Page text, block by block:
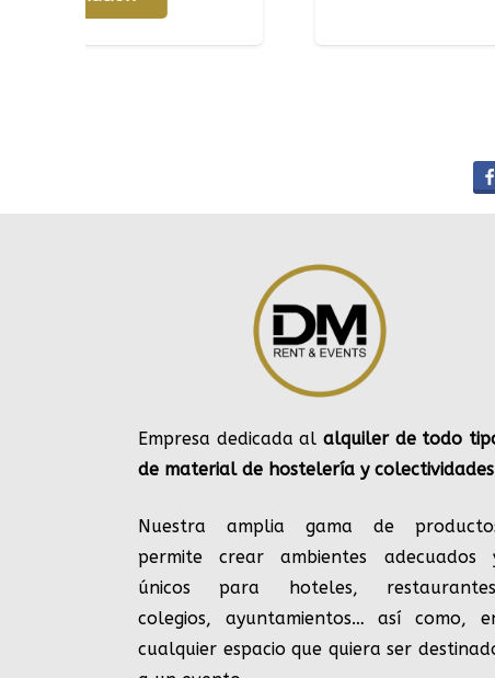
Empresa dedicada al alquiler de todo
de material de hostelería y colectividades
Nuestra amplia gama de
permite crear ambientes adecuados
únicos para hoteles,
colegios, ayuntamientos… así como,
cualquier espacio que quiera ser